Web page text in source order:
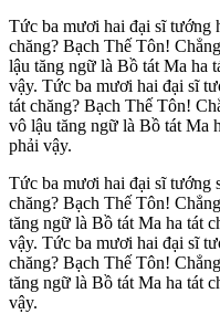
Tức ba mươi hai đại sĩ tướng
chăng? Bạch Thế Tôn!
lậu tăng ngữ là Bồ tát Ma ha
vậy. Tức ba mươi hai đại sĩ
tát chăng? Bạch Thế Tôn!
vô lậu tăng ngữ là Bồ tát Ma
phải vậy.
Tức ba mươi hai đại sĩ tướng
chăng? Bạch Thế Tôn!
tăng ngữ là Bồ tát Ma ha tát
vậy. Tức ba mươi hai đại sĩ
chăng? Bạch Thế Tôn!
tăng ngữ là Bồ tát Ma ha tát
vậy.